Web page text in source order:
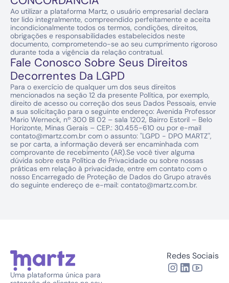
Ao utilizar a plataforma Martz, o usuário empresarial declara
ter lido integralmente, compreendido perfeitamente e aceita
incondicionalmente todos os termos, condições, direitos,
obrigações e responsabilidades estabelecidos neste
documento, comprometendo-se ao seu cumprimento rigoroso
durante toda a vigência da relação contratual.
Fale Conosco Sobre Seus Direitos
Decorrentes Da LGPD
Para o exercício de qualquer um dos seus direitos
mencionados na seção 12 da presente Política, por exemplo,
direito de acesso ou correção dos seus Dados Pessoais, envie
a sua solicitação para o seguinte endereço: Avenida Professor
Mario Werneck, nº 300 Bl 02 – sala 1202, Bairro Estoril – Belo
Horizonte, Minas Gerais – CEP.: 30.455-610 ou por e-mail
contato@martz.com.br com o assunto: "LGPD - DPO MARTZ",
se por carta, a informação deverá ser encaminhada com
comprovante de recebimento (AR).Se você tiver alguma
dúvida sobre esta Política de Privacidade ou sobre nossas
práticas em relação à privacidade, entre em contato com o
nosso Encarregado de Proteção de Dados do Grupo através
do seguinte endereço de e-mail: contato@martz.com.br.
Uma plataforma única para
Redes Sociais